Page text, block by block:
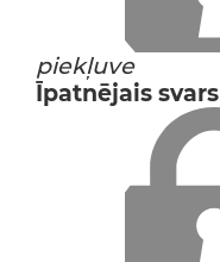
piekļuve
Īpatnējais svars